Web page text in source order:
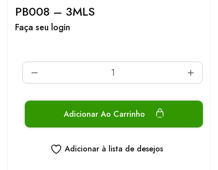
PB008 – 3MLS
Faça seu login
Adicionar Ao Carrinho
Adicionar à lista de desejos